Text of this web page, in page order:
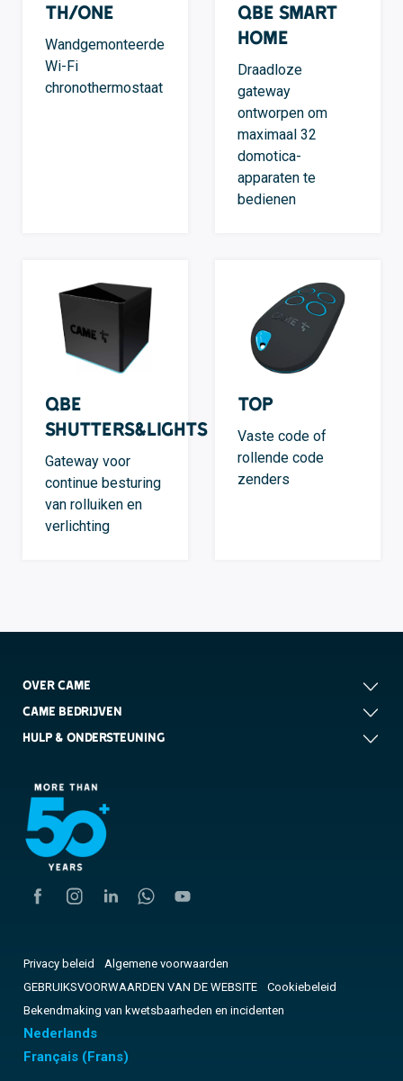
TH/ONE
Wandgemonteerde
Wi-Fi
chronothermostaat
QBE Smart
Home
Draadloze
gateway
ontworpen om
maximaal 32
domotica-
apparaten te
bedienen
QBE
Shutters&Lights
Gateway voor
continue besturing
van rolluiken en
verlichting
TOP
Vaste code of
rollende code
zenders
OVER CAME
CAME BEDRIJVEN
HULP & ONDERSTEUNING
Privacy beleid
Algemene voorwaarden
GEBRUIKSVOORWAARDEN VAN DE WEBSITE
Cookiebeleid
Bekendmaking van kwetsbaarheden en incidenten
Nederlands
Français (Frans)